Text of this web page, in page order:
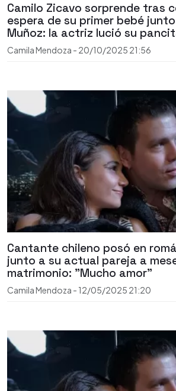
Camilo Zicavo sorprende tras
espera de su primer bebé
Muñoz: la actriz lució su
Camila Mendoza - 20/10/2025 21:56
Cantante chileno posó en
junto a su actual pareja a
matrimonio: "Mucho amor"
Camila Mendoza - 12/05/2025 21:20